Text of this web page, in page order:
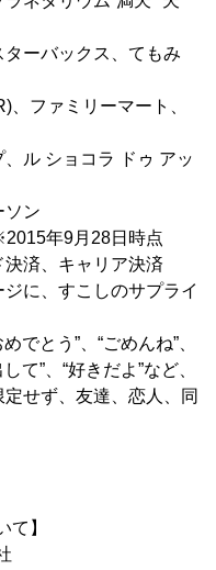
ックス、てもみ
ミリーマート、
ョコラ ドゥ アッ
ン
年9月28日時点
済、キャリア決済
に、すこしのサプライ
”、“ごめんね”、
“好きだよ”など、
、友達、恋人、同
て】